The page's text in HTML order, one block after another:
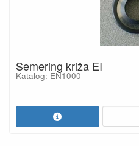
Semering križa EI
Katalog: EN1000